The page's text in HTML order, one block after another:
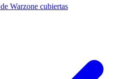
Warzone cubiertas